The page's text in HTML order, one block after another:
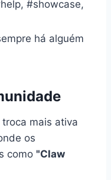
#showcase,
há alguém
mais ativa
os
como "Claw